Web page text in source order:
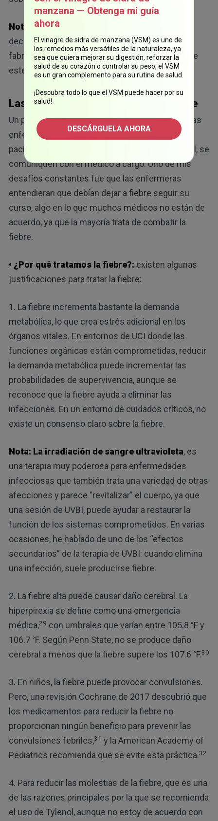
Nota: Muchos documentos internos
declaraciones públicas demuestran que el
fabricante de Tylenol sabe sobre la relación entre
este medicamento y el autismo desde 2017.
Las diferentes posturas sobre la fiebre
Un procedimiento hospitalario estándar es que las
enfermeras controlen los signos vitales de los
pacientes cada pocas horas y, si algo es anormal, se
comuniquen con el médico a cargo. Uno de mis
desafíos constantes fue que las enfermeras
entendieran que debían dejar a fiebre seguir su
curso, algo en lo que muchos médicos no están de
acuerdo, ya que la mayoría trata de combatir la
fiebre.
• ¿Por qué tratamos la fiebre?: existen algunas
justificaciones para tratar la fiebre:
1. La fiebre incrementa bastante la demanda
metabólica, lo que crea estrés adicional en los
órganos vitales. En entornos de UCI donde las
funciones orgánicas están comprometidas, reducir
la demanda metabólica puede incrementar las
probabilidades de supervivencia, aunque se
reconoce que la fiebre ayuda a eliminar las
infecciones. En un entorno de cuidados críticos, no
existe un consenso claro sobre la fiebre.
Nota: La irradiación de sangre ultravioleta, es
una terapia muy poderosa para enfermedades
infecciosas que también trata una variedad de otras
afecciones y parece "revitalizar" el cuerpo, ya que
una sesión de UVBI, puede ayudar a restaurar la
función de los sistemas comprometidos. En varias
ocasiones, he hablado de uno de los “efectos
secundarios” de la terapia de UVBI: cuando elimina
una infección, suele producirse fiebre.
2. La fiebre alta puede causar daño cerebral. La
hiperpirexia se define como una emergencia
médica,29 con umbrales que varían entre 105.8 °F y
106.7 °F. Según Penn State, no se produce daño
cerebral a menos que la fiebre supere los 107.6 °F.30
3. En niños, la fiebre puede provocar convulsiones.
Pero, una revisión Cochrane de 2017 descubrió que
los medicamentos para reducir la fiebre no
proporcionan ningún beneficio para prevenir las
convulsiones febriles,31 y la American Academy of
Pediatrics recomienda que se evite esta práctica.32
4. Para reducir las molestias de la fiebre, que es una
de las razones principales por la que se recomienda
el uso de Tylenol, aunque no estoy de acuerdo con
manzana — Obtenga mi guía
ahora
El vinagre de sidra de manzana (VSM) es uno de
los remedios más versátiles de la naturaleza, ya
sea que quiera mejorar su digestión, reforzar la
salud de su corazón o controlar su peso, el VSM
es un gran complemento para su rutina de salud.
¡Descubra todo lo que el VSM puede hacer por su
salud!
DESCÁRGUELA AHORA